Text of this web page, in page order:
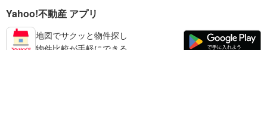
Yahoo!不動産 アプリ
地図でサクッと物件探し
物件比較が手軽にできる